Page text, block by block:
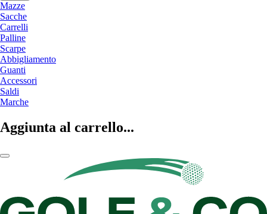
Mazze
Sacche
Carrelli
Palline
Scarpe
Abbigliamento
Guanti
Accessori
Saldi
Marche
Aggiunta al carrello...